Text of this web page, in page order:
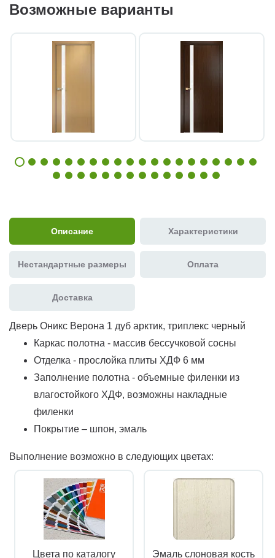
Возможные варианты
Описание Характеристики
Нестандартные размеры Оплата
Доставка
Дверь Оникс Верона 1 дуб арктик, триплекс черный
Каркас полотна - массив бессучковой сосны
Отделка - прослойка плиты ХДФ 6 мм
Заполнение полотна - объемные филенки из
влагостойкого ХДФ, возможны накладные
филенки
Покрытие – шпон, эмаль
Выполнение возможно в следующих цветах:
Цвета по каталогу Эмаль слоновая кость